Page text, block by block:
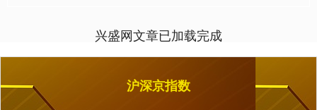
兴盛网文章已加载完成
沪深京指数